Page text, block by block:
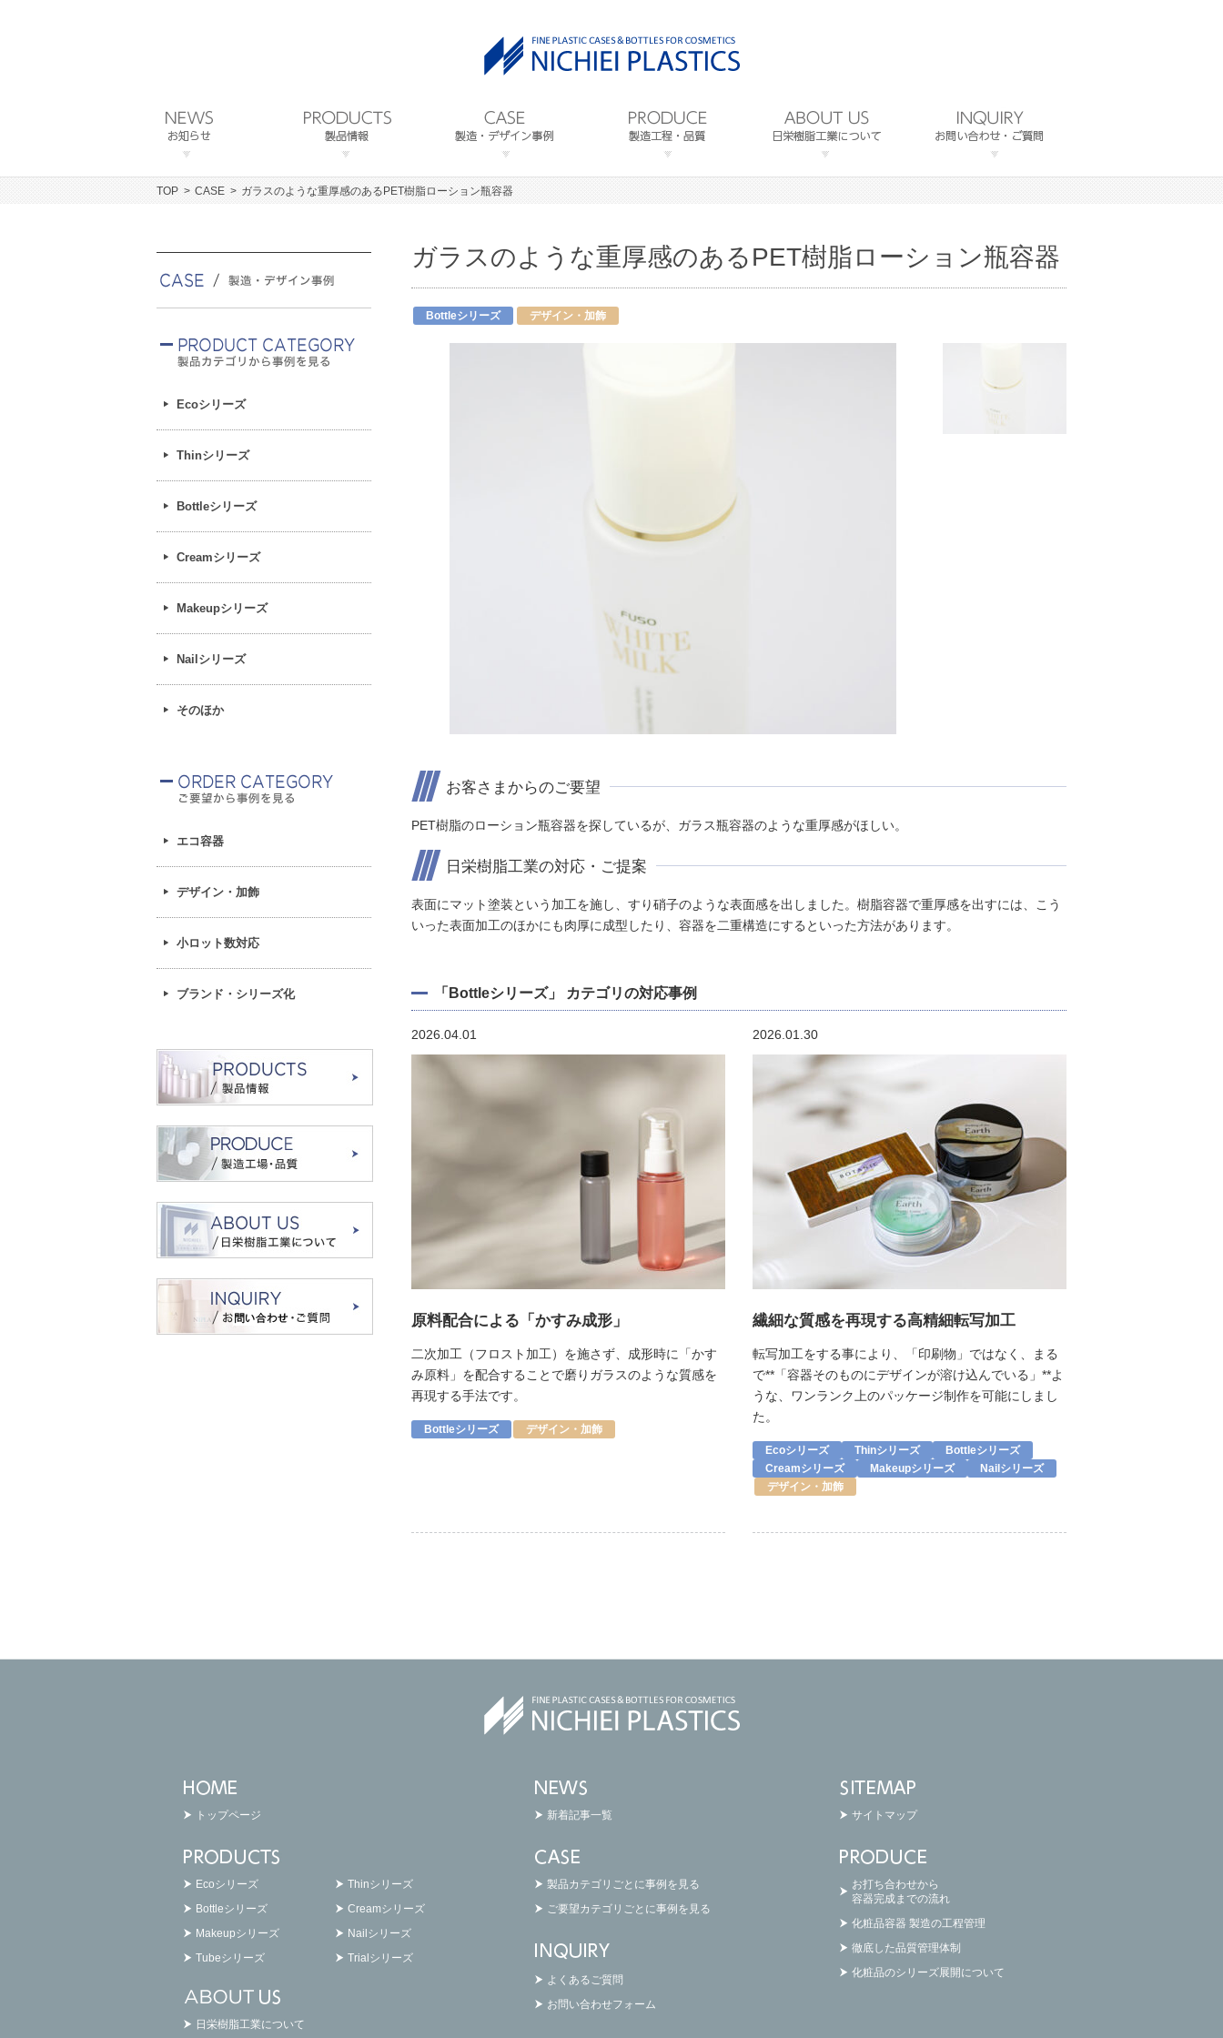
TOP CASE ガラスのような重厚感のあるPET樹脂ローション瓶容器
ガラスのような重厚感のあるPET樹脂ローション瓶容器
Bottleシリーズ デザイン・加飾
お客さまからのご要望
PET樹脂のローション瓶容器を探しているが、ガラス瓶容器のような重厚感がほしい。
日栄樹脂工業の対応・ご提案
表面にマット塗装という加工を施し、すり硝子のような表面感を出しました。樹脂容器で重厚感を出すには、こう
いった表面加工のほかにも肉厚に成型したり、容器を二重構造にするといった方法があります。
「Bottleシリーズ」 カテゴリの対応事例
2026.04.01
原料配合による「かすみ成形」
二次加工（フロスト加工）を施さず、成形時に「かす
み原料」を配合することで磨りガラスのような質感を
再現する手法です。
Bottleシリーズ デザイン・加飾
2026.01.30
繊細な質感を再現する高精細転写加工
転写加工をする事により、「印刷物」ではなく、まる
で**「容器そのものにデザインが溶け込んでいる」**よ
うな、ワンランク上のパッケージ制作を可能にしまし
た。
Ecoシリーズ Thinシリーズ
Bottleシリーズ
Creamシリーズ
Makeupシリーズ
Nailシリーズ
デザイン・加飾
Ecoシリーズ
Thinシリーズ
Bottleシリーズ
Creamシリーズ
Makeupシリーズ
Nailシリーズ
そのほか
エコ容器
デザイン・加飾
小ロット数対応
ブランド・シリーズ化
トップページ
Ecoシリーズ
Thinシリーズ
Bottleシリーズ
Creamシリーズ
Makeupシリーズ
Nailシリーズ
Tubeシリーズ
Trialシリーズ
日栄樹脂工業について
新着記事一覧
製品カテゴリごとに事例を見る
ご要望カテゴリごとに事例を見る
よくあるご質問
お問い合わせフォーム
サイトマップ
お打ち合わせから
容器完成までの流れ
化粧品容器 製造の工程管理
徹底した品質管理体制
化粧品のシリーズ展開について